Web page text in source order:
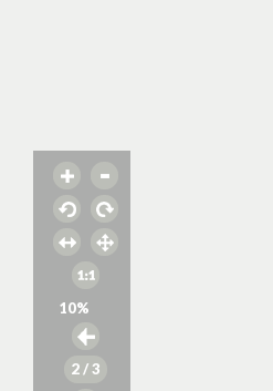
10%
2/ 3